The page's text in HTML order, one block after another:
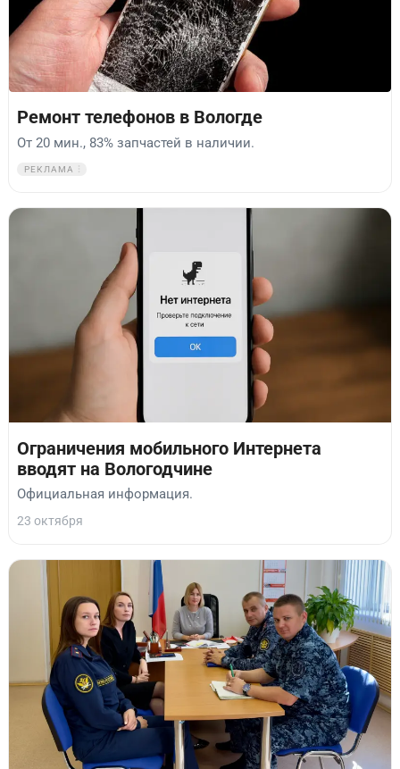
Ремонт телефонов в Вологде
От 20 мин., 83% запчастей в наличии.
РЕКЛАМА
Ограничения мобильного Интернета
вводят на Вологодчине
Официальная информация.
23 октября